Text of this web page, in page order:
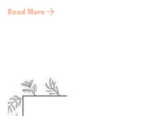
Read More